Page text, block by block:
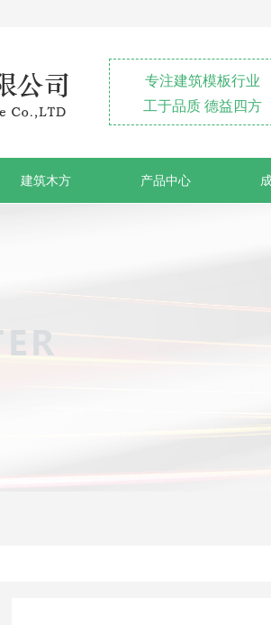
专注建筑模板行业
工于品质 德益四方
建筑木方 产品中心